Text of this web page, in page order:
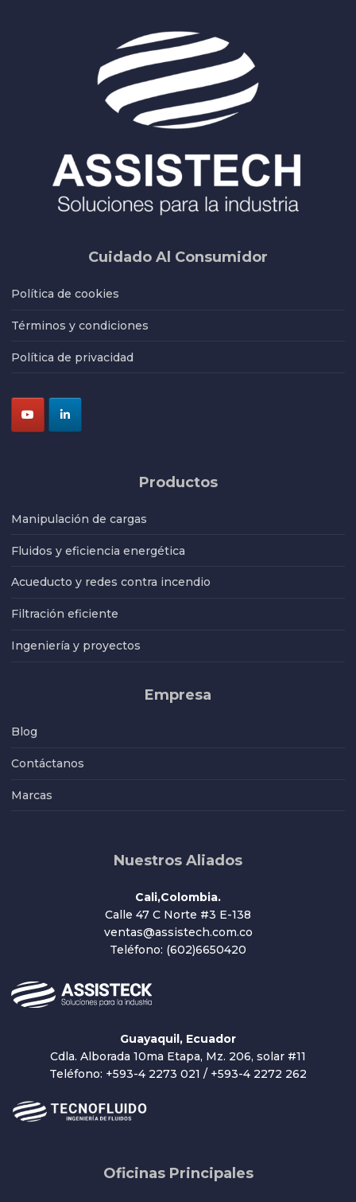
Cuidado Al Consumidor
Política de cookies
Términos y condiciones
Política de privacidad
Productos
Manipulación de cargas
Fluidos y eficiencia energética
Acueducto y redes contra incendio
Filtración eficiente
Ingeniería y proyectos
Empresa
Blog
Contáctanos
Marcas
Nuestros Aliados
Cali,Colombia.
Calle 47 C Norte #3 E-138
ventas@assistech.com.co
Teléfono: (602)6650420
Guayaquil, Ecuador
Cdla. Alborada 10ma Etapa, Mz. 206, solar #11
Teléfono: +593-4 2273 021 / +593-4 2272 262
Oficinas Principales